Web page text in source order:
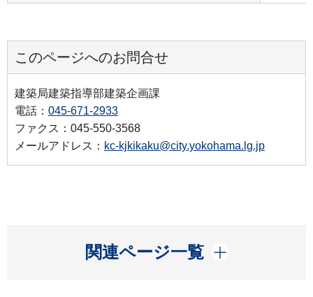
このページへのお問合せ
建築局建築指導部建築企画課
電話： 045-671-2933
ファクス：045-550-3568
メールアドレス： kc-kjkikaku@city.yokohama.lg.jp
関連ページ一覧
開く